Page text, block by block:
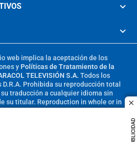
PUBLICIDAD
web implica la aceptación de los
y Políticas de Tratamiento de la
TELEVISIÓN S.A. Todos los
D.R.A. Prohibida su reproducción total
traducción a cualquier idioma sin
su titular. Reproduction in whole or in